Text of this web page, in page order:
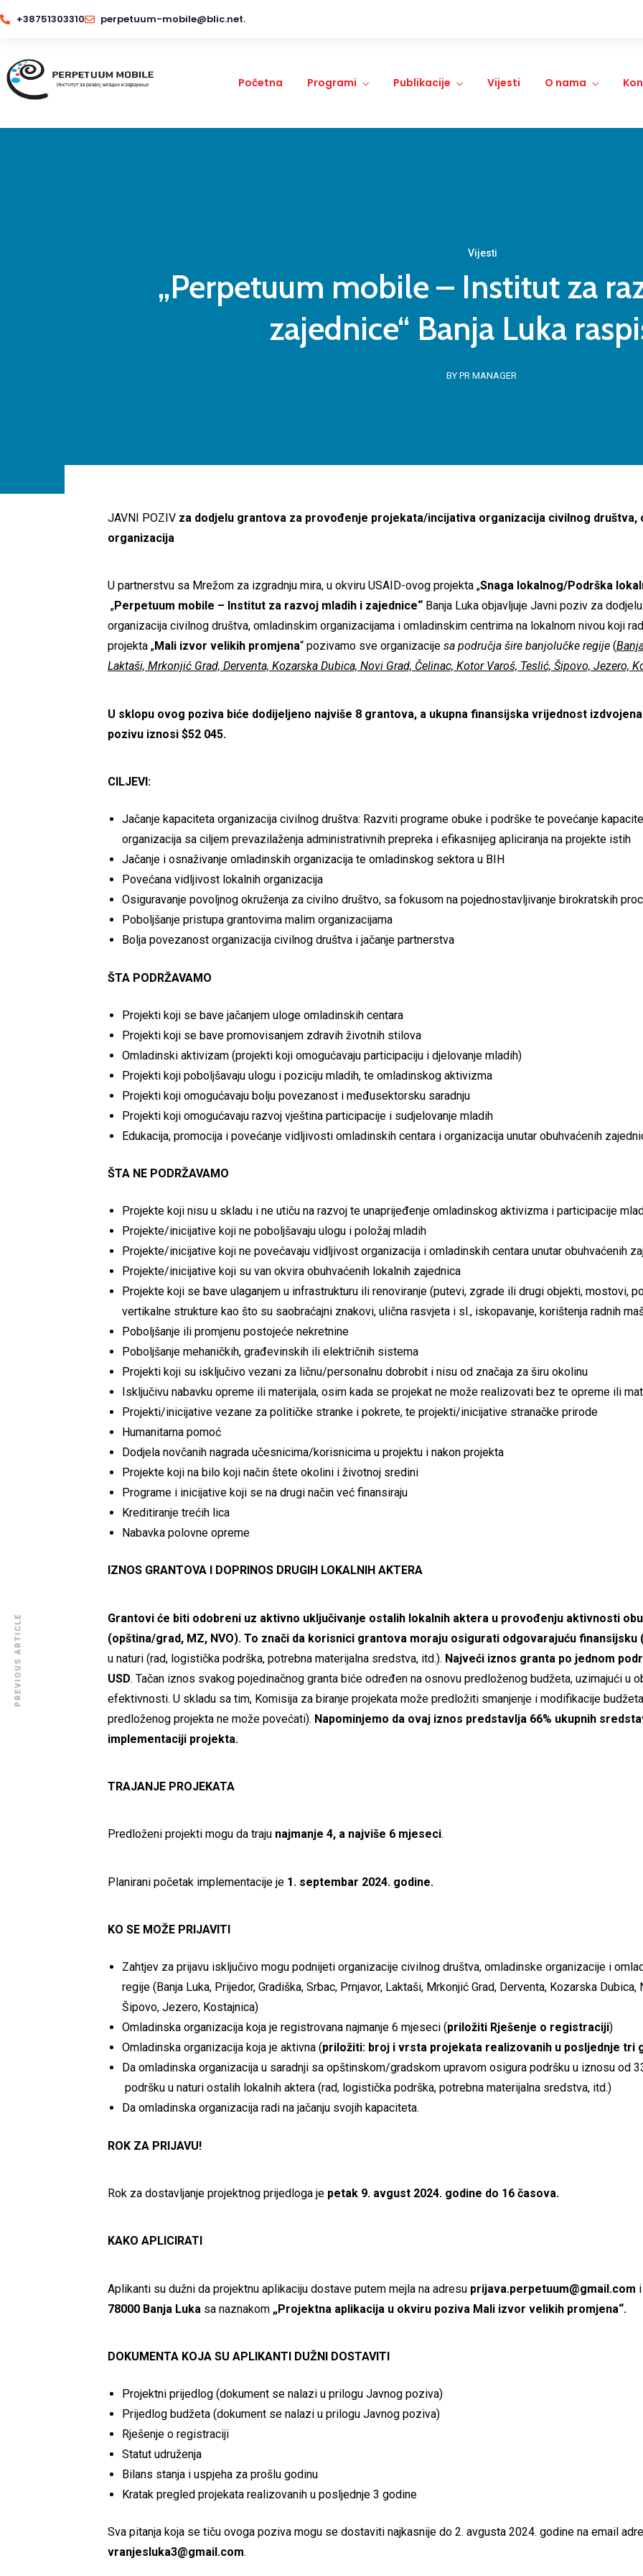
+38751303310 perpetuum-mobile@blic.net.
Početna Programi Publikacije Vijesti O nama
Vijesti
„Perpetuum mobile – Institut za
zajednice“ Banja Luka
BY PR MANAGER
JAVNI POZIV za dodjelu grantova za provođenje projekata/incijativa organizacija civilnog društva,
organizacija
U partnerstvu sa Mrežom za izgradnju mira, u okviru USAID-ovog projekta „Snaga lokalnog/Podrška
„Perpetuum mobile – Institut za razvoj mladih i zajednice“ Banja Luka objavljuje Javni poziv za
organizacija civilnog društva, omladinskim organizacijama i omladinskim centrima na lokalnom nivou koji
projekta „Mali izvor velikih promjena“ pozivamo sve organizacije sa područja šire banjolučke regije (
Laktaši, Mrkonjić Grad, Derventa, Kozarska Dubica, Novi Grad, Čelinac, Kotor Varoš, Teslić, Šipovo, Jezero,
U sklopu ovog poziva biće dodijeljeno najviše 8 grantova, a ukupna finansijska vrijednost
pozivu iznosi $52 045.
CILJEVI:
Jačanje kapaciteta organizacija civilnog društva: Razviti programe obuke i podrške te povećanje
organizacija sa ciljem prevazilaženja administrativnih prepreka i efikasnijeg apliciranja na projekte istih
Jačanje i osnaživanje omladinskih organizacija te omladinskog sektora u BIH
Povećana vidljivost lokalnih organizacija
Osiguravanje povoljnog okruženja za civilno društvo, sa fokusom na pojednostavljivanje birokratskih
Poboljšanje pristupa grantovima malim organizacijama
Bolja povezanost organizacija civilnog društva i jačanje partnerstva
ŠTA PODRŽAVAMO
Projekti koji se bave jačanjem uloge omladinskih centara
Projekti koji se bave promovisanjem zdravih životnih stilova
Omladinski aktivizam (projekti koji omogućavaju participaciju i djelovanje mladih)
Projekti koji poboljšavaju ulogu i poziciju mladih, te omladinskog aktivizma
Projekti koji omogućavaju bolju povezanost i međusektorsku saradnju
Projekti koji omogućavaju razvoj vještina participacije i sudjelovanje mladih
Edukacija, promocija i povećanje vidljivosti omladinskih centara i organizacija unutar obuhvaćenih
ŠTA NE PODRŽAVAMO
Projekte koji nisu u skladu i ne utiču na razvoj te unaprijeđenje omladinskog aktivizma i participacije
Projekte/inicijative koji ne poboljšavaju ulogu i položaj mladih
Projekte/inicijative koji ne povećavaju vidljivost organizacija i omladinskih centara unutar obuhvaćenih
Projekte/inicijative koji su van okvira obuhvaćenih lokalnih zajednica
Projekte koji se bave ulaganjem u infrastrukturu ili renoviranje (putevi, zgrade ili drugi objekti, mostovi,
vertikalne strukture kao što su saobraćajni znakovi, ulična rasvjeta i sl., iskopavanje, korištenja radnih
Poboljšanje ili promjenu postojeće nekretnine
Poboljšanje mehaničkih, građevinskih ili električnih sistema
Projekti koji su isključivo vezani za ličnu/personalnu dobrobit i nisu od značaja za širu okolinu
Isključivu nabavku opreme ili materijala, osim kada se projekat ne može realizovati bez te opreme ili
Projekti/inicijative vezane za političke stranke i pokrete, te projekti/inicijative stranačke prirode
Humanitarna pomoć
Dodjela novčanih nagrada učesnicima/korisnicima u projektu i nakon projekta
Projekte koji na bilo koji način štete okolini i životnoj sredini
Programe i inicijative koji se na drugi način već finansiraju
Kreditiranje trećih lica
Nabavka polovne opreme
IZNOS GRANTOVA I DOPRINOS DRUGIH LOKALNIH AKTERA
Grantovi će biti odobreni uz aktivno uključivanje ostalih lokalnih aktera u provođenju aktivnosti
(opština/grad, MZ, NVO). To znači da korisnici grantova moraju osigurati odgovarajuću finansijsku
u naturi (rad, logistička podrška, potrebna materijalna sredstva, itd.). Najveći iznos granta po jednom
USD. Tačan iznos svakog pojedinačnog granta biće određen na osnovu predloženog budžeta, uzimajući
efektivnosti. U skladu sa tim, Komisija za biranje projekata može predložiti smanjenje i modifikacije
predloženog projekta ne može povećati). Napominjemo da ovaj iznos predstavlja 66% ukupnih
implementaciji projekta.
TRAJANJE PROJEKATA
Predloženi projekti mogu da traju najmanje 4, a najviše 6 mjeseci.
Planirani početak implementacije je 1. septembar 2024. godine.
KO SE MOŽE PRIJAVITI
Zahtjev za prijavu isključivo mogu podnijeti organizacije civilnog društva, omladinske organizacije i
regije (Banja Luka, Prijedor, Gradiška, Srbac, Prnjavor, Laktaši, Mrkonjić Grad, Derventa, Kozarska
Šipovo, Jezero, Kostajnica)
Omladinska organizacija koja je registrovana najmanje 6 mjeseci (priložiti Rješenje o registraciji)
Omladinska organizacija koja je aktivna (priložiti: broj i vrsta projekata realizovanih u posljednje tri
Da omladinska organizacija u saradnji sa opštinskom/gradskom upravom osigura podršku u iznosu od
podršku u naturi ostalih lokalnih aktera (rad, logistička podrška, potrebna materijalna sredstva, itd.)
Da omladinska organizacija radi na jačanju svojih kapaciteta.
ROK ZA PRIJAVU!
Rok za dostavljanje projektnog prijedloga je petak 9. avgust 2024. godine do 16 časova.
KAKO APLICIRATI
Аplikanti su dužni da projektnu aplikaciju dostave putem mejla na adresu prijava.perpetuum@gmail.com
78000 Banja Luka sa naznakom „Projektna aplikacija u okviru poziva Mali izvor velikih promjena“.
DOKUMENTA KOJA SU APLIKANTI DUŽNI DOSTAVITI
Projektni prijedlog (dokument se nalazi u prilogu Javnog poziva)
Prijedlog budžeta (dokument se nalazi u prilogu Javnog poziva)
Rješenje o registraciji
Statut udruženja
Bilans stanja i uspjeha za prošlu godinu
Kratak pregled projekata realizovanih u posljednje 3 godine
Sva pitanja koja se tiču ovoga poziva mogu se dostaviti najkasnije do 2. avgusta 2024. godine na email
vranjesluka3@gmail.com.
PREVIOUS ARTICLE